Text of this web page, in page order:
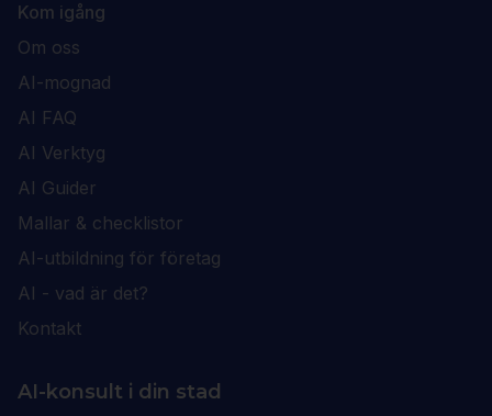
Kom igång
Om oss
AI-mognad
AI FAQ
AI Verktyg
AI Guider
Mallar & checklistor
AI-utbildning för företag
AI - vad är det?
Kontakt
AI-konsult i din stad